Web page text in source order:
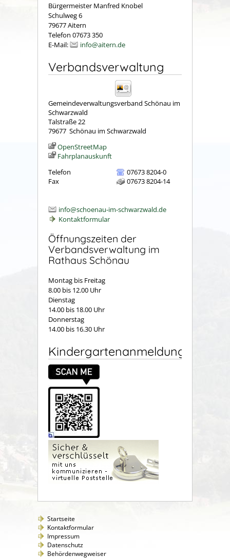
Bürgermeister Manfred Knobel
Schulweg 6
79677 Aitern
Telefon 07673 350
E-Mail:
info@aitern.de
Verbandsverwaltung
Gemeindeverwaltungsverband Schönau im
Schwarzwald
Talstraße 22
79677 Schönau im Schwarzwald
OpenStreetMap
Fahrplanauskunft
Telefon
07673 8204-0
Fax
07673 8204-14
info@schoenau-im-schwarzwald.de
Kontaktformular
Öffnungszeiten der
Verbandsverwaltung im
Rathaus Schönau
Montag bis Freitag
8.00 bis 12.00 Uhr
Dienstag
14.00 bis 18.00 Uhr
Donnerstag
14.00 bis 16.30 Uhr
Kindergartenanmeldung
Startseite
Kontaktformular
Impressum
Datenschutz
Behördenwegweiser